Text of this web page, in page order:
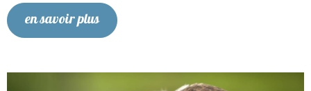
en savoir plus